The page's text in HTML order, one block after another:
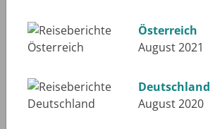
Österreich
August 2021
Deutschland
August 2020